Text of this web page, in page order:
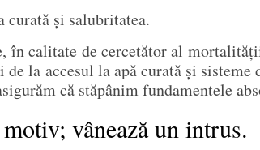
și salubritatea.
în calitate de cercetător al
la accesul la apă curată și
că stăpânim fundamentele
vânează un intrus.